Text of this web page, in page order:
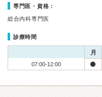
専門医・資格：
総合内科専門医
診療時間
月
07:00-12:00